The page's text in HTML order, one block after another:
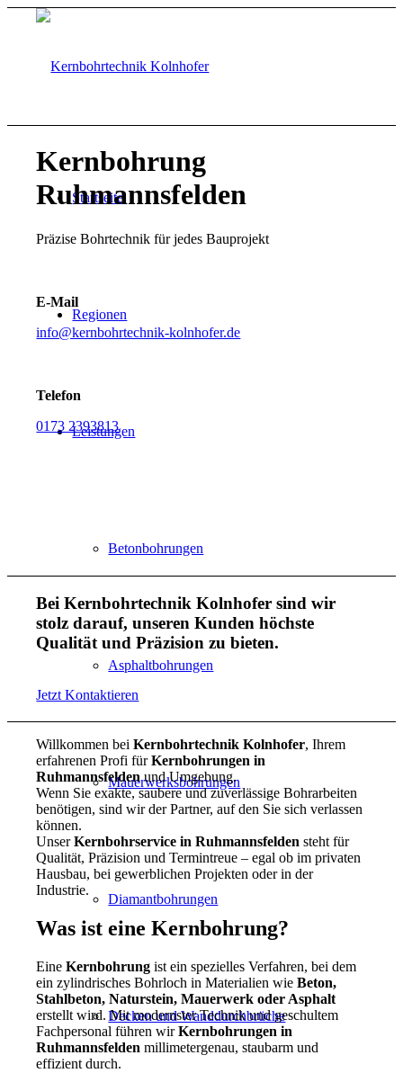
Startseite
Regionen
Leistungen
Betonbohrungen
Asphaltbohrungen
Mauerwerksbohrungen
Diamantbohrungen
Decken und Wanddurchbrüche
Kernbohrung
Ruhmannsfelden
Präzise Bohrtechnik für jedes Bauprojekt
E-Mail
info@kernbohrtechnik-kolnhofer.de
Telefon
0173 2393813
Bei Kernbohrtechnik Kolnhofer sind wir
stolz darauf, unseren Kunden höchste
Qualität und Präzision zu bieten.
Jetzt Kontaktieren
Willkommen beiKernbohrtechnik Kolnhofer, Ihrem
erfahrenen Profi fürKernbohrungen in
Ruhmannsfeldenund Umgebung.
Wenn Sie exakte, saubere und zuverlässige Bohrarbeiten
benötigen, sind wir der Partner, auf den Sie sich verlassen
können.
UnserKernbohrservice in Ruhmannsfelden steht für
Qualität, Präzision und Termintreue – egal ob im privaten
Hausbau, bei gewerblichen Projekten oder in der
Industrie.
Was ist eine Kernbohrung?
EineKernbohrung ist ein spezielles Verfahren, bei dem
ein zylindrisches Bohrloch in Materialien wieBeton,
Stahlbeton, Naturstein, Mauerwerk oder Asphalt
erstellt wird. Mit modernster Technik und geschultem
Fachpersonal führen wirKernbohrungen in
Ruhmannsfelden millimetergenau, staubarm und
effizient durch.